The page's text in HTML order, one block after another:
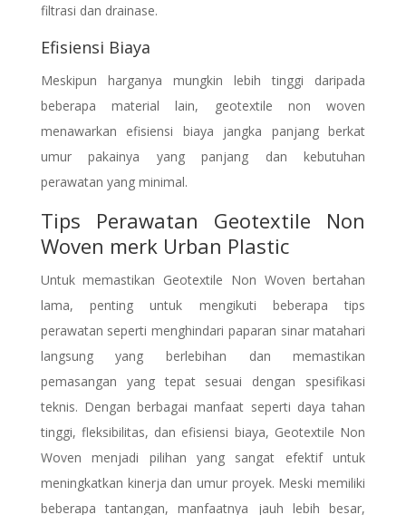
filtrasi dan drainase.
Efisiensi Biaya
Meskipun harganya mungkin lebih tinggi daripada
beberapa material lain, geotextile non woven
menawarkan efisiensi biaya jangka panjang berkat
umur pakainya yang panjang dan kebutuhan
perawatan yang minimal.
Tips Perawatan Geotextile Non
Woven merk Urban Plastic
Untuk memastikan Geotextile Non Woven bertahan
lama, penting untuk mengikuti beberapa tips
perawatan seperti menghindari paparan sinar matahari
langsung yang berlebihan dan memastikan
pemasangan yang tepat sesuai dengan spesifikasi
teknis. Dengan berbagai manfaat seperti daya tahan
tinggi, fleksibilitas, dan efisiensi biaya, Geotextile Non
Woven menjadi pilihan yang sangat efektif untuk
meningkatkan kinerja dan umur proyek. Meski memiliki
beberapa tantangan, manfaatnya jauh lebih besar,